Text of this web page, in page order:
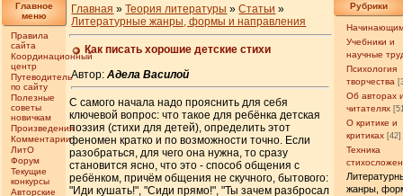
Главное
меню
Правила
сайта
Координационный
центр
Путеводитель
по сайту
Полезные
советы
новичкам
Произведения
Комментарии
ЛитО
Форум
Текущие
конкурсы
Авторские
Рубрики
Учебники и
научные
Психология
творчества
Об авторах
читателях
О критике и
критиках [42]
Техника
жанры,
Главная »Теория литературы »Статьи »
Литературные жанры, формы и направления
Как писать хорошие детские стихи
Автор:Адела Василой
С самого начала надо прояснить для себя
ключевой вопрос: что такое для ребёнка детская
поэзия (стихи для детей), определить этот
феномен кратко и по возможности точно. Если
разобраться, для чего она нужна, то сразу
становится ясно, что это - способ общения с
ребёнком, причём общения не скучного, бытового:
"Иди кушать!", "Сиди прямо!", "Ты зачем разбросал